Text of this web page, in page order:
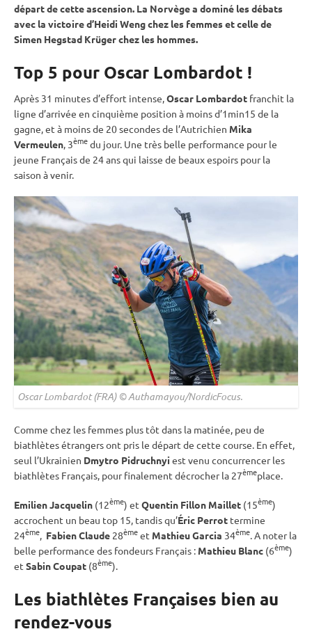
départ de cette ascension. La Norvège a dominé les débats
avec la victoire d’Heidi Weng chez les femmes et celle de
Simen Hegstad Krüger chez les hommes.
Top 5 pour Oscar Lombardot !
Après 31 minutes d’effort intense,Oscar Lombardot franchit la
ligne d’arrivée en cinquième position à moins d’1min15 de la
gagne, et à moins de 20 secondes de l’Autrichien Mika
Vermeulen, 3èmedu jour. Une très belle performance pour le
jeune Français de 24 ans qui laisse de beaux espoirs pour la
saison à venir.
Oscar Lombardot (FRA) © Authamayou/NordicFocus.
Comme chez les femmes plus tôt dans la matinée, peu de
biathlètes étrangers ont pris le départ de cette course. En effet,
seul l’Ukrainien Dmytro Pidruchnyi est venu concurrencer les
biathlètes Français, pour finalement décrocher la 27èmeplace.
Emilien Jacquelin (12ème) et Quentin Fillon Maillet (15ème)
accrochent un beau top 15, tandis qu’Éric Perrot termine
24ème, Fabien Claude 28èmeet Mathieu Garcia 34ème. A noter la
belle performance des fondeurs Français : Mathieu Blanc (6ème)
et Sabin Coupat (8ème).
Les biathlètes Françaises bien au
rendez-vous